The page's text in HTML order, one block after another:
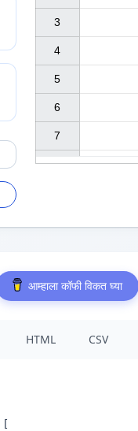
3
4
5
6
7
आम्हाला कॉफी विकत घ्या
HTML CSV